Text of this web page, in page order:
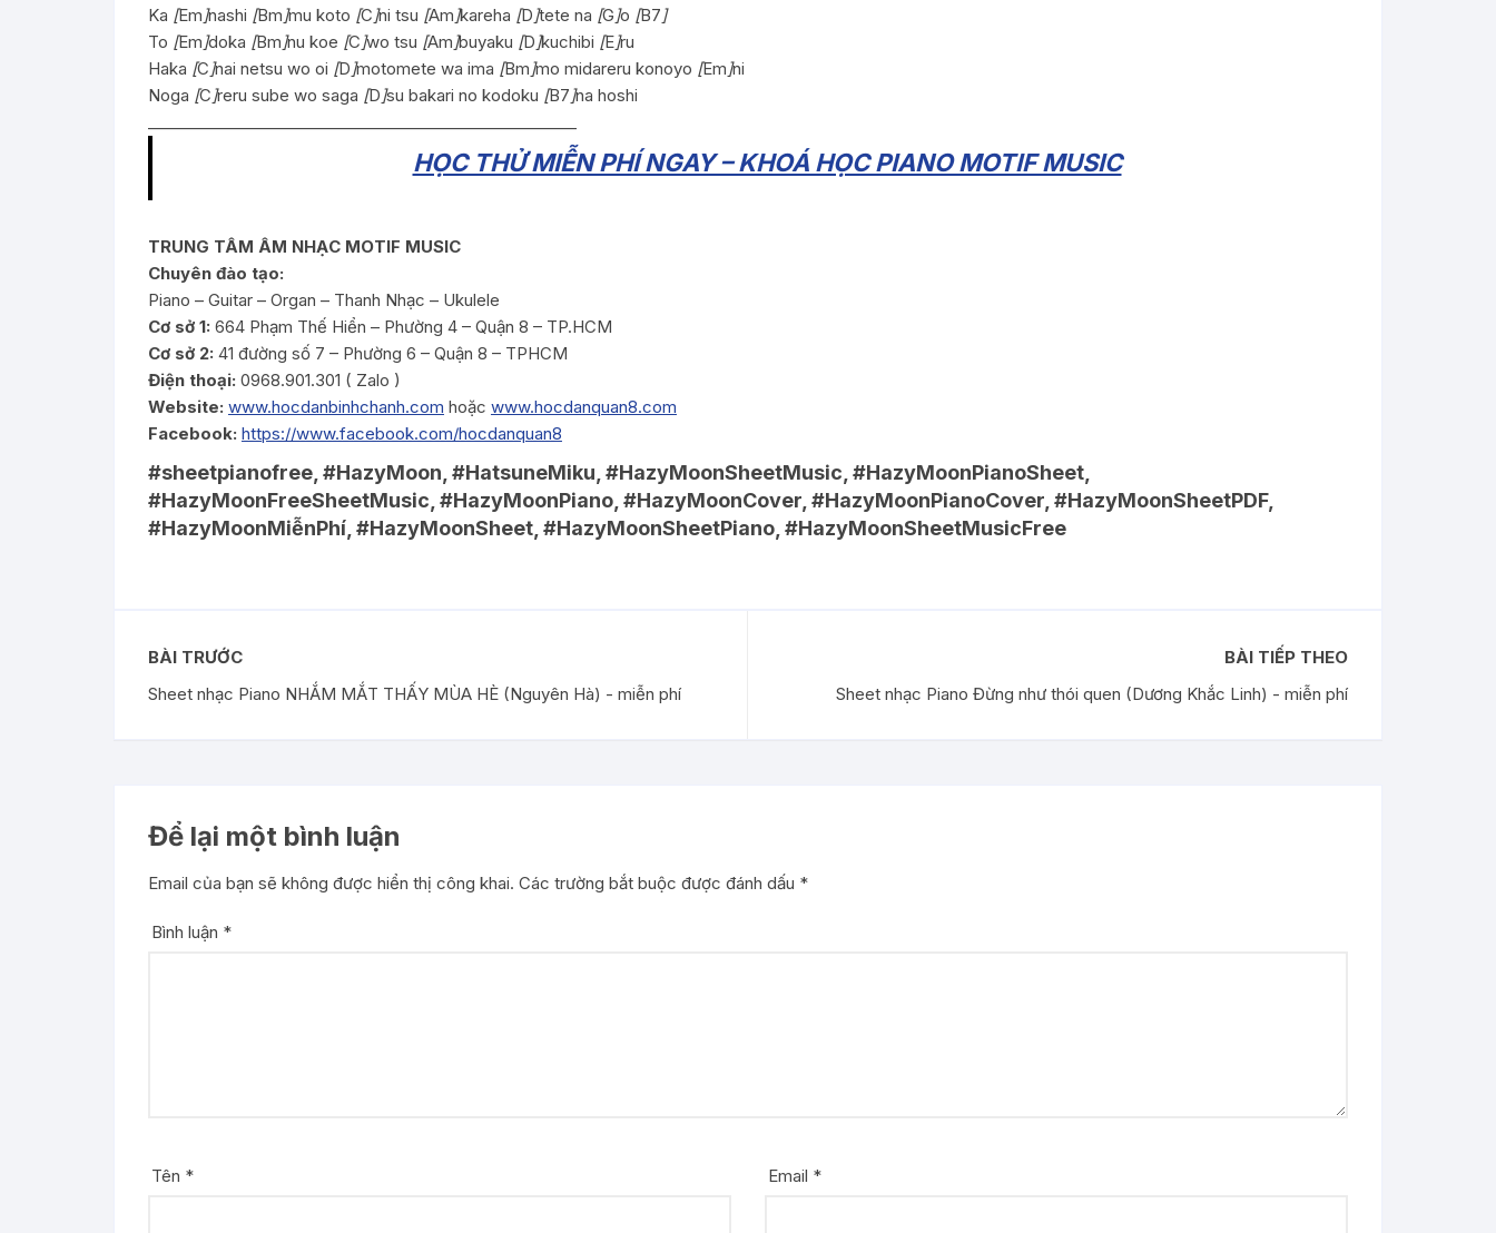
Ka [Em ]nashi [Bm ]mu koto [C ]ni tsu [Am ]kareha [D ]tete na [G ]o [B7 ]
To [Em ]doka [Bm ]nu koe [C ]wo tsu [Am ]buyaku [D ]kuchibi [E]ru
Haka [C ]nai netsu wo oi [D ]motomete wa ima [Bm ]mo midareru konoyo [Em ]ni
Noga [C ]reru sube wo saga [D ]su bakari no kodoku [B7 ]na hoshi
HỌC THỬ MIỄN PHÍ NGAY – KHOÁ HỌC PIANO MOTIF MUSIC
TRUNG TÂM ÂM NHẠC MOTIF MUSIC
Chuyên đào tạo:
Piano – Guitar – Organ – Thanh Nhạc – Ukulele
Cơ sở 1: 664 Phạm Thế Hiển – Phường 4 – Quận 8 – TP.HCM
Cơ sở 2: 41 đường số 7 – Phường 6 – Quận 8 – TPHCM
Điện thoại: 0968.901.301 ( Zalo )
Website: www.hocdanbinhchanh.com hoặc www.hocdanquan8.com
Facebook: https://www.facebook.com/hocdanquan8
#sheetpianofree, #HazyMoon, #HatsuneMiku, #HazyMoonSheetMusic, #HazyMoonPianoSheet,
#HazyMoonFreeSheetMusic, #HazyMoonPiano, #HazyMoonCover, #HazyMoonPianoCover, #HazyMoonSheetPDF,
#HazyMoonMiễnPhí, #HazyMoonSheet, #HazyMoonSheetPiano, #HazyMoonSheetMusicFree
BÀI TRƯỚC
Sheet nhạc Piano NHẮM MẮT THẤY MÙA HÈ (Nguyên Hà) - miễn phí
BÀI TIẾP THEO
Sheet nhạc Piano Đừng như thói quen (Dương Khắc Linh) - miễn phí
Để lại một bình luận
Email của bạn sẽ không được hiển thị công khai. Các trường bắt buộc được đánh dấu *
Bình luận *
Tên * Email *